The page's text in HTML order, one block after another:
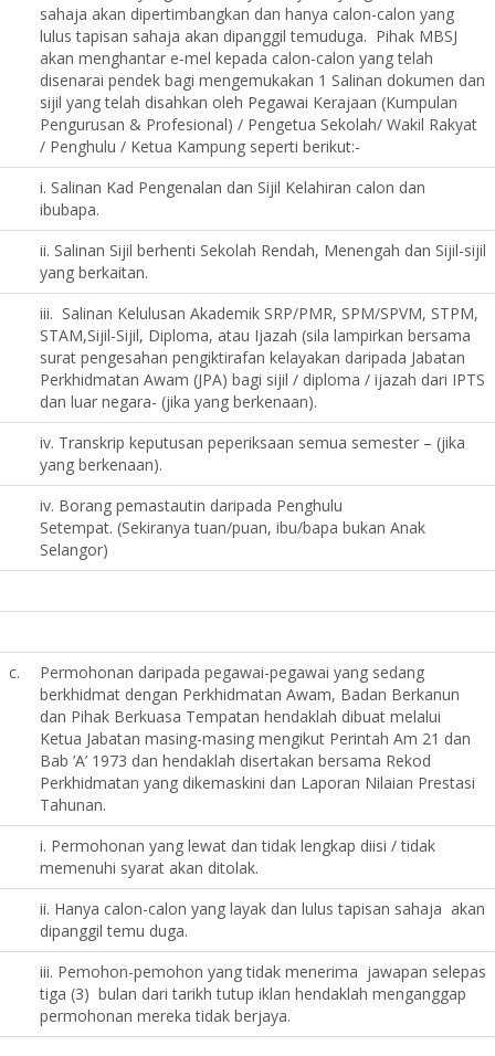
sahaja akan dipertimbangkan dan hanya calon-calon yang
lulus tapisan sahaja akan dipanggil temuduga. Pihak MBSJ
akan menghantar e-mel kepada calon-calon yang telah
disenarai pendek bagi mengemukakan 1 Salinan dokumen dan
sijil yang telah disahkan oleh Pegawai Kerajaan (Kumpulan
Pengurusan & Profesional) / Pengetua Sekolah/ Wakil Rakyat
/ Penghulu / Ketua Kampung seperti berikut:-
i. Salinan Kad Pengenalan dan Sijil Kelahiran calon dan
ibubapa.
ii. Salinan Sijil berhenti Sekolah Rendah, Menengah dan Sijil-sijil
yang berkaitan.
iii. Salinan Kelulusan Akademik SRP/PMR, SPM/SPVM, STPM,
STAM,Sijil-Sijil, Diploma, atau Ijazah (sila lampirkan bersama
surat pengesahan pengiktirafan kelayakan daripada Jabatan
Perkhidmatan Awam (JPA) bagi sijil / diploma / ijazah dari IPTS
dan luar negara- (jika yang berkenaan).
iv. Transkrip keputusan peperiksaan semua semester – (jika
yang berkenaan).
iv. Borang pemastautin daripada Penghulu
Setempat. (Sekiranya tuan/puan, ibu/bapa bukan Anak
Selangor)
c.
Permohonan daripada pegawai-pegawai yang sedang
berkhidmat dengan Perkhidmatan Awam, Badan Berkanun
dan Pihak Berkuasa Tempatan hendaklah dibuat melalui
Ketua Jabatan masing-masing mengikut Perintah Am 21 dan
Bab ’A’ 1973 dan hendaklah disertakan bersama Rekod
Perkhidmatan yang dikemaskini dan Laporan Nilaian Prestasi
Tahunan.
i. Permohonan yang lewat dan tidak lengkap diisi / tidak
memenuhi syarat akan ditolak.
ii. Hanya calon-calon yang layak dan lulus tapisan sahaja akan
dipanggil temu duga.
iii. Pemohon-pemohon yang tidak menerima jawapan selepas
tiga (3) bulan dari tarikh tutup iklan hendaklah menganggap
permohonan mereka tidak berjaya.